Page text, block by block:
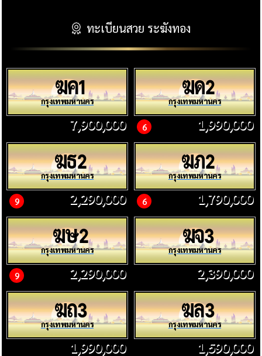
ทะเบียนสวย ระฆังทอง
ฆค1
กรุงเทพมหานคร
7,900,000
ฆด2
กรุงเทพมหานคร
6 1,990,000
ฆธ2
กรุงเทพมหานคร
9 2,290,000
ฆภ2
กรุงเทพมหานคร
6 1,790,000
ฆษ2
กรุงเทพมหานคร
9 2,290,000
ฆจ3
กรุงเทพมหานคร
2,390,000
ฆถ3
กรุงเทพมหานคร
1,990,000
ฆล3
กรุงเทพมหานคร
1,590,000